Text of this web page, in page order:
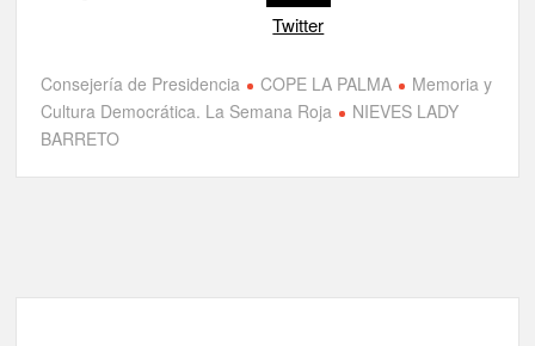
Jacob Qadri reclama prioridad para los pacientes de las islas
no capitalinas derivados a hospitales de Tenerife
Twitter
Consejería de Presidencia COPE LA PALMA
Memoria y
Cultura Democrática. La Semana Roja
NIEVES LADY
BARRETO